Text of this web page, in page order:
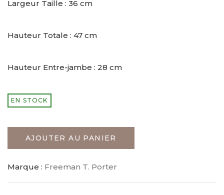
Largeur Taille : 36 cm
Hauteur Totale : 47 cm
Hauteur Entre-jambe : 28 cm
EN STOCK
AJOUTER AU PANIER
Marque : Freeman T. Porter